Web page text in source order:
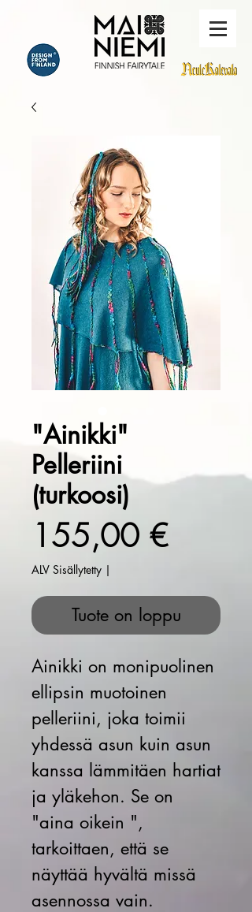
"Ainikki"
Pelleriini
(turkoosi)
155,00 €Hinta
ALV Sisällytetty |
Tuote on loppu
Ainikki on monipuolinen
ellipsin muotoinen
pelleriini, joka toimii
yhdessä asun kuin asun
kanssa lämmitäen hartiat
ja yläkehon. Se on
"aina oikein ",
tarkoittaen, että se
näyttää hyvältä missä
asennossa vain.